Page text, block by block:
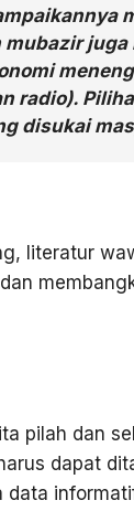
radio).
disukai
literatur
pilah dan
dapat